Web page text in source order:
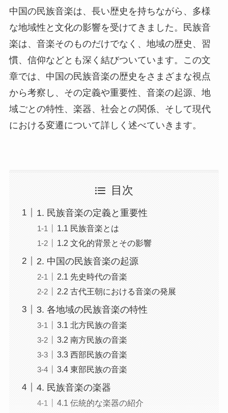
中国の民族音楽は、長い歴史を持ちながら、多様
な地域性と文化の影響を受けてきました。民族音
楽は、音楽そのものだけでなく、地域の歴史、習
慣、信仰などとも深く結びついています。この文
章では、中国の民族音楽の歴史をさまざまな視点
から考察し、その定義や重要性、音楽の起源、地
域ごとの特性、楽器、社会との関係、そして現代
における変遷について詳しく述べていきます。
目次
1. 民族音楽の定義と重要性
1.1 民族音楽とは
1.2 文化的背景とその影響
2. 中国の民族音楽の起源
2.1 先史時代の音楽
2.2 古代王朝における音楽の発展
3. 各地域の民族音楽の特性
3.1 北方民族の音楽
3.2 南方民族の音楽
3.3 西部民族の音楽
3.4 東部民族の音楽
4. 民族音楽の楽器
4.1 伝統的な楽器の紹介